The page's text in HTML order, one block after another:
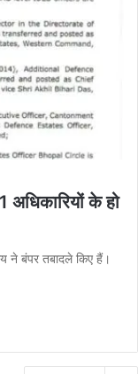
के हो
ने बंपर तबादले किए हैं।